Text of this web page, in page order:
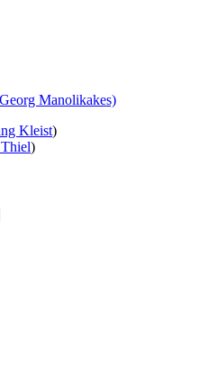
Manolikakes)
Kleist)
)